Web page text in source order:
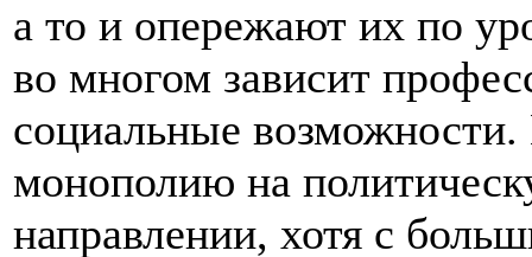
а то и опережают их по
во многом зависит
социальные
монополию на
направлении, хотя с